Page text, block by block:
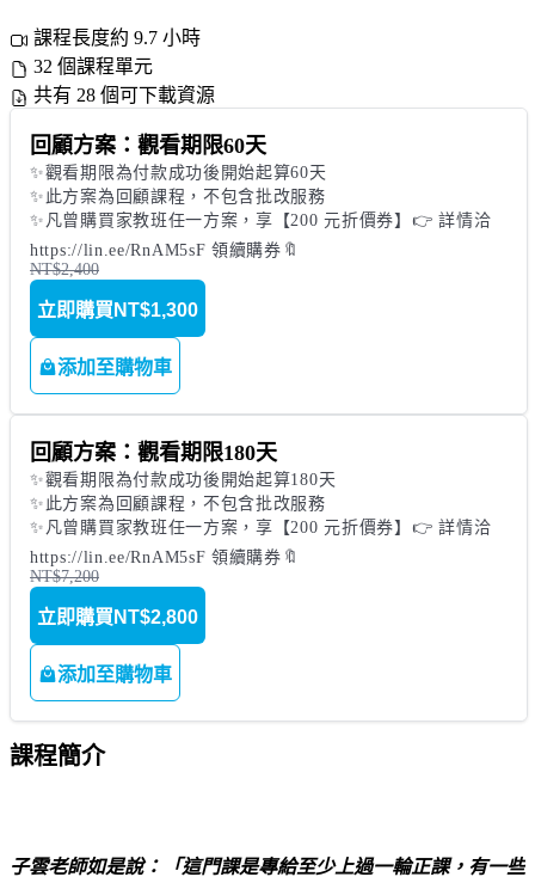
課程長度約 9.7 小時
32 個課程單元
共有 28 個可下載資源
回顧方案：觀看期限60天
✨觀看期限為付款成功後開始起算60天
✨此方案為回顧課程，不包含批改服務
✨凡曾購買家教班任一方案，享【200 元折價券】👉 詳情洽
https://lin.ee/RnAM5sF 領續購券🔖
NT$2,400
立即購買 NT$1,300
添加至購物車
回顧方案：觀看期限180天
✨觀看期限為付款成功後開始起算180天
✨此方案為回顧課程，不包含批改服務
✨凡曾購買家教班任一方案，享【200 元折價券】👉 詳情洽
https://lin.ee/RnAM5sF 領續購券🔖
NT$7,200
立即購買 NT$2,800
添加至購物車
課程簡介
子雲老師如是說：「這門課是專給至少上過一輪正課，有一些